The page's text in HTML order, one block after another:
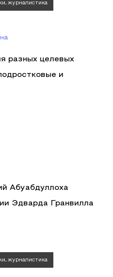
журналистика
разных целевых
и
Абуабдуллоха
Эдварда Гранвилла
журналистика